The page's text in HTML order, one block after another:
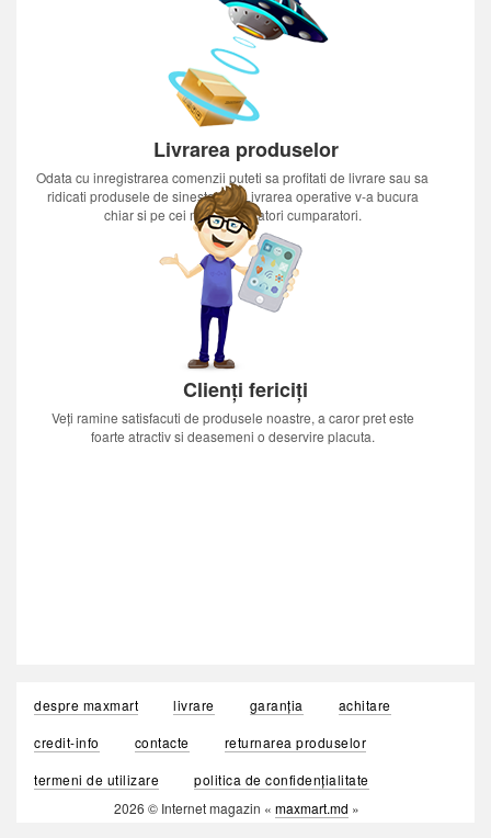
Livrarea produselor
Odata cu inregistrarea comenzii puteti sa profitati de livrare sau sa
ridicati produsele de sinestatator.Livrarea operative v-a bucura
chiar si pe cei mai nerabdatori cumparatori.
Clienți fericiți
Veți ramine satisfacuti de produsele noastre, a caror pret este
foarte atractiv si deasemeni o deservire placuta.
despre maxmart livrare garanția
achitare
credit-info
contacte
returnarea produselor
termeni de utilizare
politica de confidențialitate
2026 © Internet magazin « maxmart.md »